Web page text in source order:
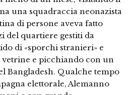
una squadraccia neonazista
di persone aveva fatto
del quartiere gestiti da
di «sporchi stranieri» e
vetrine e picchiando con un
Bangladesh. Qualche tempo
elettorale, Alemanno